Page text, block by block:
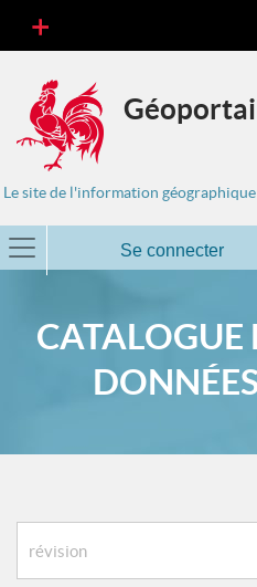
Le site de l'information
Se connecter
CATALOGUE